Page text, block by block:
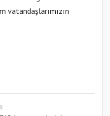
vatandaşlarımızın